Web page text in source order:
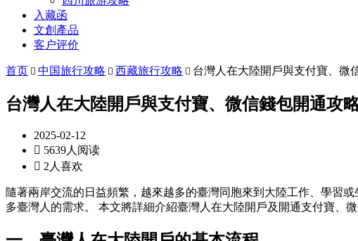
入藏函
文創產品
客户评价
首页  中国旅行攻略  西藏旅行攻略  台灣人在大陸開戶與支付寶、微
台灣人在大陸開戶與支付寶、微信錢包開通攻
2025-02-12
 5639人阅读
 2人喜欢
隨著兩岸交流的日益頻繁，越來越多的臺灣同胞來到大陸工作、學習
多臺灣人的需求。 本文將詳細介紹臺灣人在大陸開戶及開通支付寶、